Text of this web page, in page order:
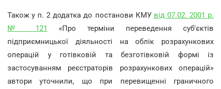
Також у п. 2 додатка до постанови КМУ від 07.02. 2001 р.
№ 121
«Про терміни переведення суб'єктів
підприємницької діяльності на облік розрахункових
операцій у готівковій та безготівковій формі із
застосуванням реєстраторів розрахункових операцій»
автори уточнили, що при перевищенні граничного